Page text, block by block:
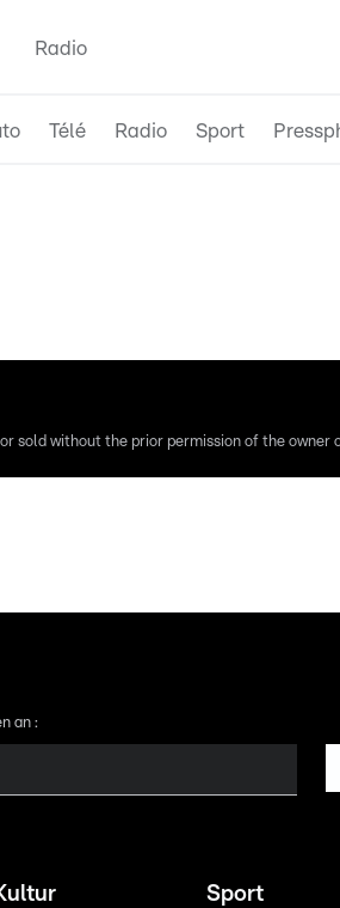
Radio
Télé Radio Sport
sold without the prior permission of the owner
an :
Sport